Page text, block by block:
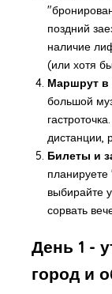
поздний
наличие
(или хотя
Маршрут в
большой
дистанции,
Билеты и
планируете
выбирайте
сорвать
День 1 -
город и